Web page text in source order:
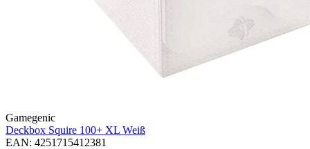
Gamegenic
Deckbox Squire 100+ XL Weiß
EAN: 4251715412381